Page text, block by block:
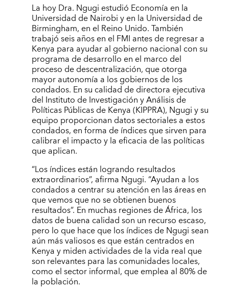
La hoy Dra. Ngugi estudió Economía en la
Universidad de Nairobi y en la Universidad de
Birmingham, en el Reino Unido. También
trabajó seis años en el FMI antes de regresar a
Kenya para ayudar al gobierno nacional con su
programa de desarrollo en el marco del
proceso de descentralización, que otorga
mayor autonomía a los gobiernos de los
condados. En su calidad de directora ejecutiva
del Instituto de Investigación y Análisis de
Políticas Públicas de Kenya (KIPPRA), Ngugi y su
equipo proporcionan datos sectoriales a estos
condados, en forma de índices que sirven para
calibrar el impacto y la eficacia de las políticas
que aplican.
“Los índices están logrando resultados
extraordinarios”, afirma Ngugi. “Ayudan a los
condados a centrar su atención en las áreas en
que vemos que no se obtienen buenos
resultados”. En muchas regiones de África, los
datos de buena calidad son un recurso escaso,
pero lo que hace que los índices de Ngugi sean
aún más valiosos es que están centrados en
Kenya y miden actividades de la vida real que
son relevantes para las comunidades locales,
como el sector informal, que emplea al 80% de
la población.